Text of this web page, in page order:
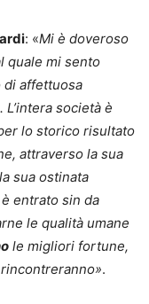
: «Mi è doveroso
quale mi sento
di affettuosa
società è
lo storico risultato
attraverso la sua
sua ostinata
entrato sin da
le qualità umane
le migliori fortune,
.